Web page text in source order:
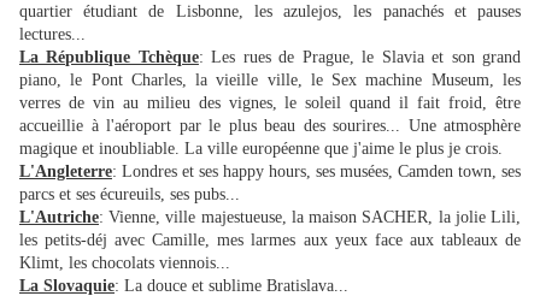
quartier étudiant de Lisbonne, les azulejos, les panachés et pauses
lectures...
La République Tchèque: Les rues de Prague, le Slavia et son grand
piano, le Pont Charles, la vieille ville, le Sex machine Museum, les
verres de vin au milieu des vignes, le soleil quand il fait froid, être
accueillie à l'aéroport par le plus beau des sourires... Une atmosphère
magique et inoubliable. La ville européenne que j'aime le plus je crois.
L'Angleterre: Londres et ses happy hours, ses musées, Camden town, ses
parcs et ses écureuils, ses pubs...
L'Autriche: Vienne, ville majestueuse, la maison SACHER, la jolie Lili,
les petits-déj avec Camille, mes larmes aux yeux face aux tableaux de
Klimt, les chocolats viennois...
La Slovaquie: La douce et sublime Bratislava...